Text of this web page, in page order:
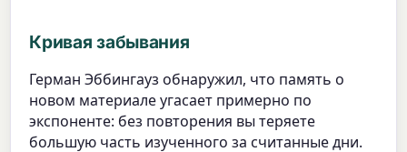
Кривая забывания
Герман Эббингауз обнаружил, что память о
новом материале угасает примерно по
экспоненте: без повторения вы теряете
большую часть изученного за считанные дни.